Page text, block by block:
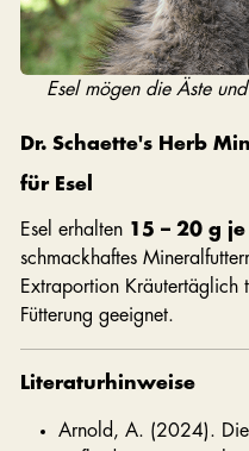
Esel mögen die Äste
Dr. Schaette's Herb
für Esel
Esel erhalten 15 – 20 g
schmackhaftes
Extraportion
Fütterung geeignet.
Literaturhinweise
Arnold, A. (2024). Die